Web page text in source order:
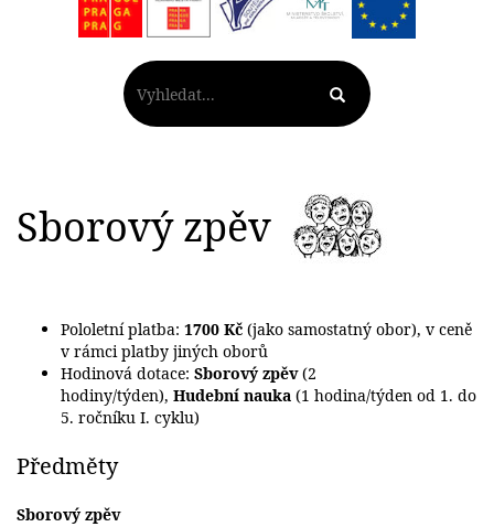
Sborový zpěv
Pololetní platba: 1700 Kč (jako samostatný obor), v ceně
v rámci platby jiných oborů
Hodinová dotace: Sborový zpěv(2
hodiny/týden), Hudební nauka (1 hodina/týden od 1. do
5. ročníku I. cyklu)
Předměty
Sborový zpěv